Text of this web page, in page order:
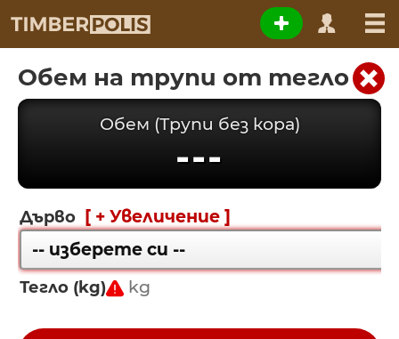
Обем на трупи от тегло
Обем (Трупи без кора)
---
Дърво [ + Увеличение ]
Тегло (kg)